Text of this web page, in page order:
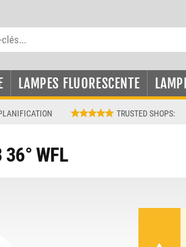
LAMPES FLUORESCENTE
TRUSTED SHOPS:
WFL